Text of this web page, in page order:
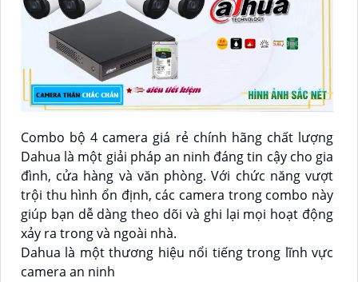
Combo bộ 4 camera giá rẻ chính hãng chất lượng
Dahua là một giải pháp an ninh đáng tin cậy cho gia
đình, cửa hàng và văn phòng. Với chức năng vượt
trội thu hình ổn định, các camera trong combo này
giúp bạn dễ dàng theo dõi và ghi lại mọi hoạt động
xảy ra trong và ngoài nhà.
Dahua là một thương hiệu nổi tiếng trong lĩnh vực
camera an ninh